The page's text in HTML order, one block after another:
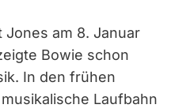
Jones am 8. Januar
Bowie schon
In den frühen
Laufbahn